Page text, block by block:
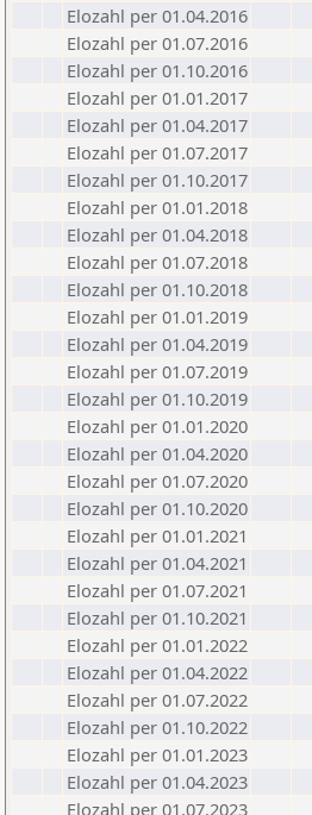
Elozahl per 01.04.2016
Elozahl per 01.07.2016
Elozahl per 01.10.2016
Elozahl per 01.01.2017
Elozahl per 01.04.2017
Elozahl per 01.07.2017
Elozahl per 01.10.2017
Elozahl per 01.01.2018
Elozahl per 01.04.2018
Elozahl per 01.07.2018
Elozahl per 01.10.2018
Elozahl per 01.01.2019
Elozahl per 01.04.2019
Elozahl per 01.07.2019
Elozahl per 01.10.2019
Elozahl per 01.01.2020
Elozahl per 01.04.2020
Elozahl per 01.07.2020
Elozahl per 01.10.2020
Elozahl per 01.01.2021
Elozahl per 01.04.2021
Elozahl per 01.07.2021
Elozahl per 01.10.2021
Elozahl per 01.01.2022
Elozahl per 01.04.2022
Elozahl per 01.07.2022
Elozahl per 01.10.2022
Elozahl per 01.01.2023
Elozahl per 01.04.2023
Elozahl per 01.07.2023